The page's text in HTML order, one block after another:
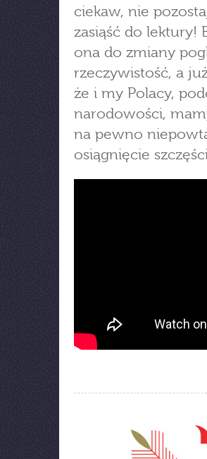
ciekaw, nie
zasiąść do lektury!
ona do zmiany
rzeczywistość, a
że i my Polacy,
narodowości,
na pewno
osiągnięcie